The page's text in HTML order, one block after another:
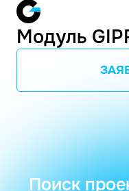
Модуль
Поиск